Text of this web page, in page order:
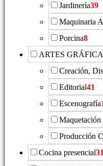
Jardinería39
Maquinaria
Porcina8
ARTES
Creación,
Editorial41
Escenografía
Producción
Cocina presencial31